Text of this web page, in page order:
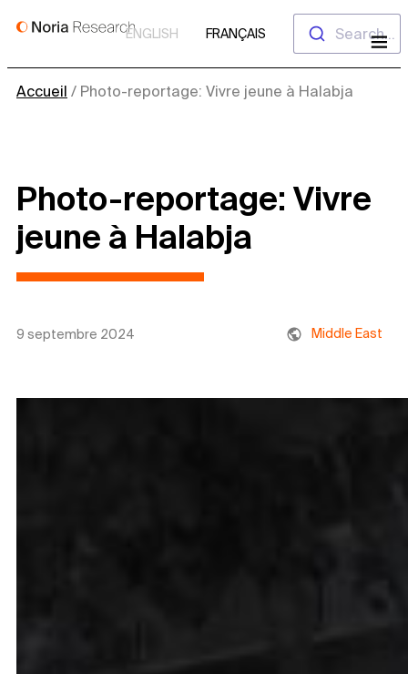
Aller
ENGLISH FRANÇAIS Search...
Accueil / Photo-reportage: Vivre jeune à Halabja
Photo-reportage: Vivre
jeune à Halabja
9 septembre 2024 Middle East